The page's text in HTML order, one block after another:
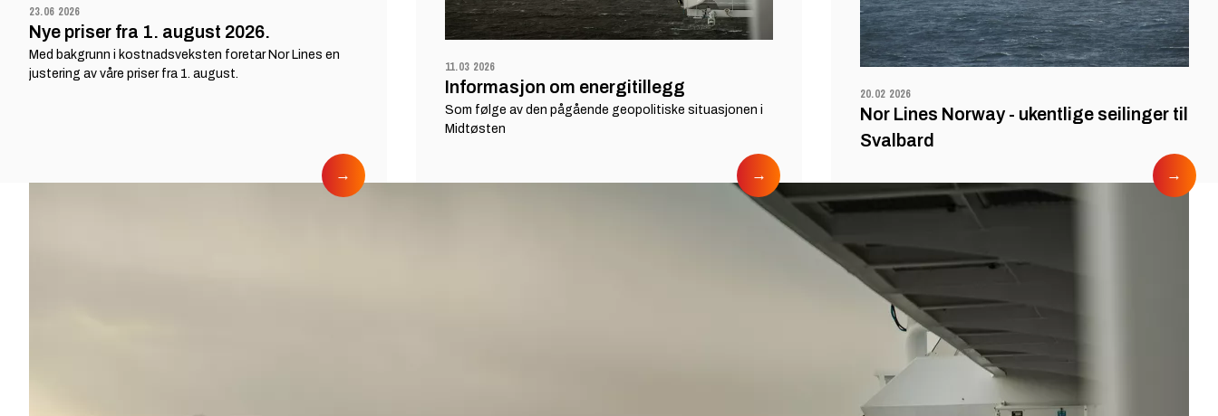
23.06 2026
Nye priser fra 1. august 2026.
Med bakgrunn i kostnadsveksten foretar Nor Lines en
justering av våre priser fra 1. august.
11.03 2026
Informasjon om energitillegg
Som følge av den pågående geopolitiske situasjonen i
Midtøsten
20.02 2026
Nor Lines Norway - ukentlige seilinger til
Svalbard